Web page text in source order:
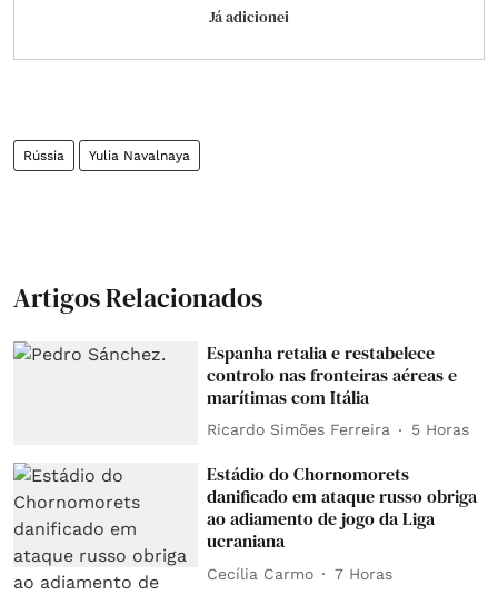
Já adicionei
Rússia Yulia Navalnaya
Artigos Relacionados
Espanha retalia e restabelece
controlo nas fronteiras aéreas e
marítimas com Itália
Ricardo Simões Ferreira 5 Horas
Estádio do Chornomorets
danificado em ataque russo obriga
ao adiamento de jogo da Liga
ucraniana
Cecília Carmo 7 Horas